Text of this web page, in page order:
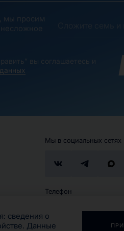
мы просим
вы соглашаетесь и
Мы в социальных сетях
Телефон
сведения о
Данные